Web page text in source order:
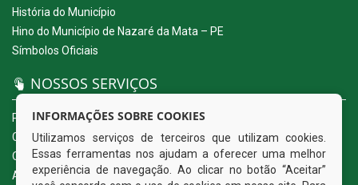
História do Município
Hino do Município de Nazaré da Mata – PE
Símbolos Oficiais
NOSSOS SERVIÇOS
Portal da Transparência
Carta de Serviços ao Usuário
Ouvidoria Eletrônica
Acesso a Informação (eSIC)
INFORMAÇÕES SOBRE COOKIES
Utilizamos serviços de terceiros que utilizam cookies.
Essas ferramentas nos ajudam a oferecer uma melhor
experiência de navegação. Ao clicar no botão “Aceitar”